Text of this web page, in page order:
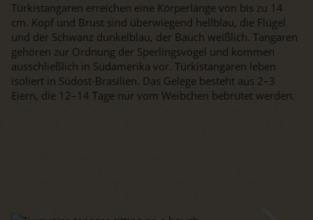
Türkistangaren erreichen eine Körperlänge von bis zu 14
cm. Kopf und Brust sind überwiegend hellblau, die Flügel
und der Schwanz dunkelblau, der Bauch weißlich. Tangaren
gehören zur Ordnung der Sperlingsvögel und kommen
ausschließlich in Südamerika vor. Türkistangaren leben
isoliert in Südost-Brasilien. Das Gelege besteht aus 2–3
Eiern, die 12–14 Tage nur vom Weibchen bebrütet werden.